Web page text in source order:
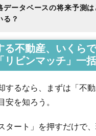
データベースの将来予測
る？
る不動産、いくら
「リビンマッチ」一
するなら、まずは「不
安を知ろう。
タート」を押すだけで